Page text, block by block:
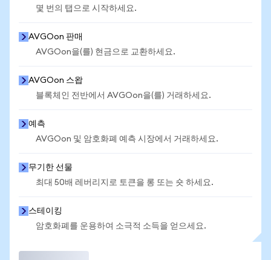
몇 번의 탭으로 시작하세요.
AVGOon 판매
AVGOon을(를) 현금으로 교환하세요.
AVGOon 스왑
블록체인 전반에서 AVGOon을(를) 거래하세요.
예측
AVGOon 및 암호화폐 예측 시장에서 거래하세요.
무기한 선물
최대 50배 레버리지로 토큰을 롱 또는 숏 하세요.
스테이킹
암호화폐를 운용하여 소극적 소득을 얻으세요.